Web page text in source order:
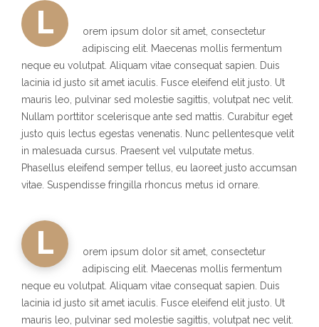
L
orem ipsum dolor sit amet, consectetur
adipiscing elit. Maecenas mollis fermentum
neque eu volutpat. Aliquam vitae consequat sapien. Duis
lacinia id justo sit amet iaculis. Fusce eleifend elit justo. Ut
mauris leo, pulvinar sed molestie sagittis, volutpat nec velit.
Nullam porttitor scelerisque ante sed mattis. Curabitur eget
justo quis lectus egestas venenatis. Nunc pellentesque velit
in malesuada cursus. Praesent vel vulputate metus.
Phasellus eleifend semper tellus, eu laoreet justo accumsan
vitae. Suspendisse fringilla rhoncus metus id ornare.
L
orem ipsum dolor sit amet, consectetur
adipiscing elit. Maecenas mollis fermentum
neque eu volutpat. Aliquam vitae consequat sapien. Duis
lacinia id justo sit amet iaculis. Fusce eleifend elit justo. Ut
mauris leo, pulvinar sed molestie sagittis, volutpat nec velit.